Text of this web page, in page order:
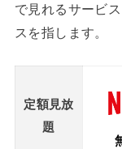
で見れるサービ
スを指します。
定額見放
題